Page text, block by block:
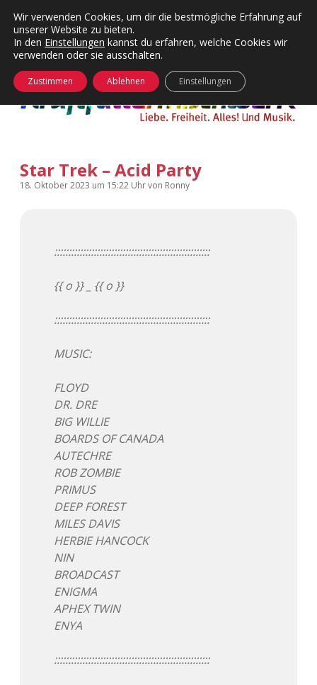
Kategorien
Menü
24 Hours Chilling
Die Wende
KFMW-Disco
KFMW-Disco
Dates
Contact
Adventskalender 2016
Adventskalender 2017
Adventskalender 2018
Adventskalender 2019
Adventskalender 2020
Adventskalender 2021
facebook
instagram
rss soundcloud
vimeo
öffnen
Star Trek – Acid Party
18. Oktober 2023 um 15:22 Uhrvon Ronny
:::::::::::::::::::::::::::::::::::::::::::::::::::::::
{{ o }} _ {{ o }}
:::::::::::::::::::::::::::::::::::::::::::::::::::::::
MUSIC:
FLOYD
DR. DRE
BIG WILLIE
BOARDS OF CANADA
AUTECHRE
ROB ZOMBIE
PRIMUS
DEEP FOREST
MILES DAVIS
HERBIE HANCOCK
NIN
BROADCAST
ENIGMA
APHEX TWIN
ENYA
:::::::::::::::::::::::::::::::::::::::::::::::::::::::
Wir verwenden Cookies, um dir die bestmögliche Erfahrung auf
unserer Website zu bieten.
In den Einstellungen kannst du erfahren, welche Cookies wir
verwenden oder sie ausschalten.
Zustimmen Ablehnen Einstellungen